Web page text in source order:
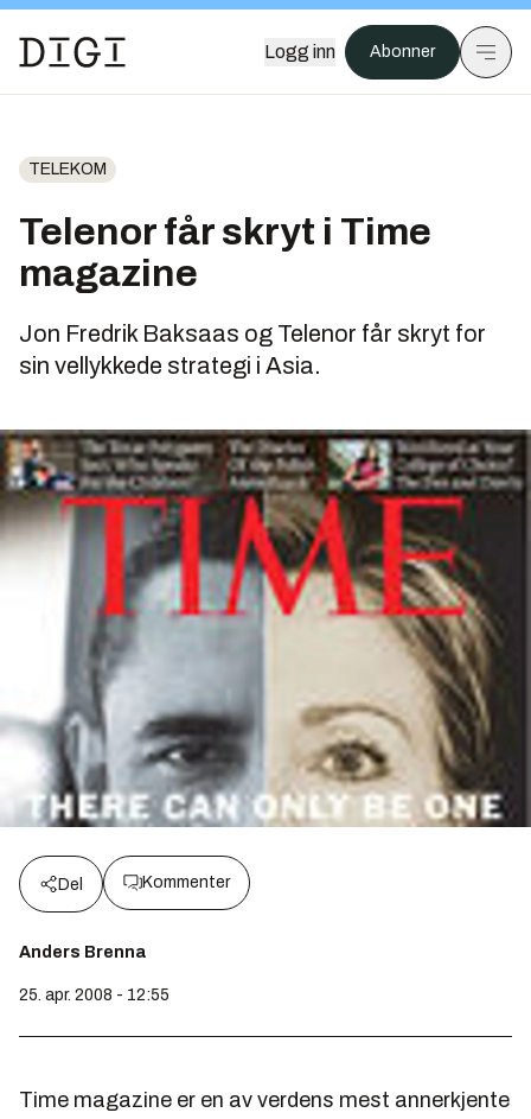
Logg inn Abonner
TELEKOM
Telenor får skryt i Time
magazine
Jon Fredrik Baksaas og Telenor får skryt for
sin vellykkede strategi i Asia.
Del Kommenter
Anders Brenna
25. apr. 2008 - 12:55
Time magazine er en av verdens mest annerkjente